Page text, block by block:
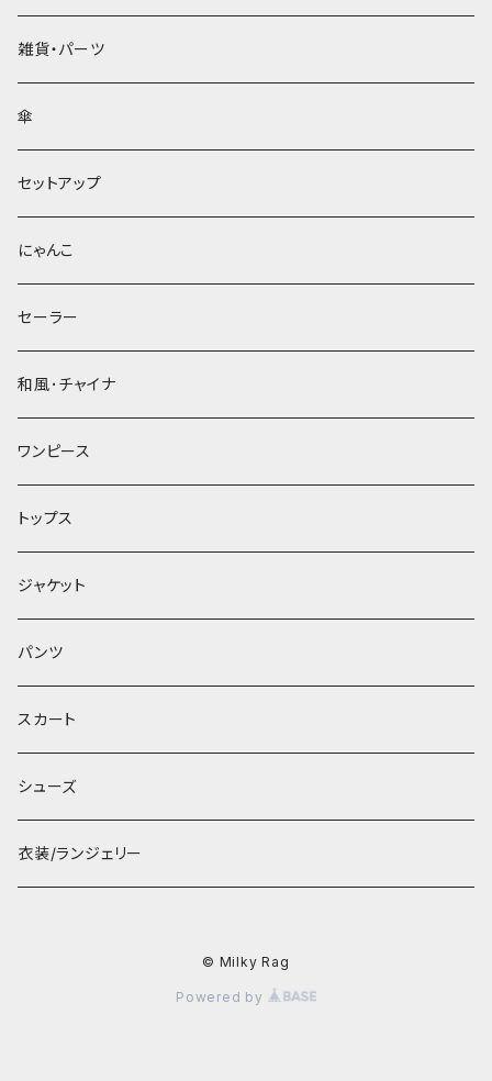
雑貨・パーツ
傘
セットアップ
にゃんこ
セーラー
和風･チャイナ
ワンピース
トップス
ジャケット
パンツ
スカート
シューズ
衣装/ランジェリー
© Milky Rag
Powered by